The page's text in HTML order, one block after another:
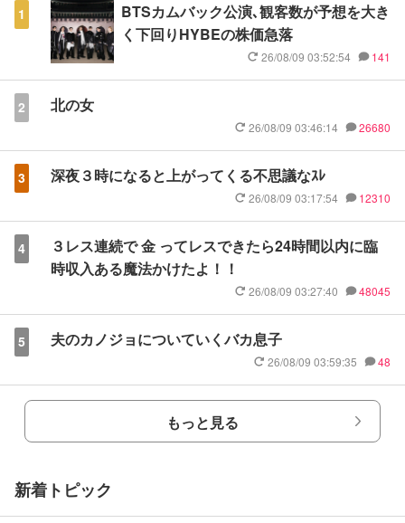
1
BTSカムバック公演､観客数が予想を大き
く下回りHYBEの株価急落
26/08/09 03:52:54 141
2 北の女
26/08/09 03:46:14 26680
3 深夜３時になると上がってくる不思議なｽﾚ
26/08/09 03:17:54 12310
4
３レス連続で 金 ってレスできたら24時間以内に臨
時収入ある魔法かけたよ！！
26/08/09 03:27:40 48045
5 夫のカノジョについていくバカ息子
26/08/09 03:59:35 48
もっと見る
新着トピック